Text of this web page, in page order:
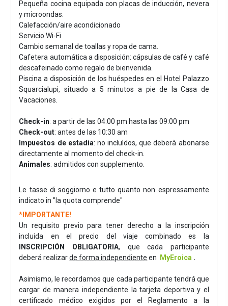
Pequeña cocina equipada con placas de inducción, nevera
y microondas.
Calefacción/aire acondicionado
Servicio Wi-Fi
Cambio semanal de toallas y ropa de cama.
Cafetera automática a disposición: cápsulas de café y café
descafeinado como regalo de bienvenida.
Piscina a disposición de los huéspedes en el Hotel Palazzo
Squarcialupi, situado a 5 minutos a pie de la Casa de
Vacaciones.
Check-in: a partir de las 04:00 pm hasta las 09:00 pm
Check-out: antes de las 10:30 am
Impuestos de estadìa: no incluìdos, que deberà abonarse
directamente al momento del check-in.
Animales: admitidos con supplemento.
Le tasse di soggiorno e tutto quanto non espressamente
indicato in "la quota comprende"
*IMPORTANTE!
Un requisito previo para tener derecho a la inscripción
incluida en el precio del viaje combinado es la
INSCRIPCIÓN OBLIGATORIA, que cada participante
deberá realizarde forma independiente en MyEroica .
Asimismo, le recordamos que cada participante tendrá que
cargar de manera independiente la tarjeta deportiva y el
certificado médico exigidos por el Reglamento a la